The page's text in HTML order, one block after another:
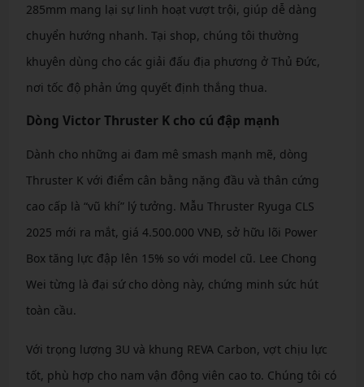
285mm mang lại sự linh hoạt vượt trội, giúp dễ dàng
chuyển hướng nhanh. Tại shop, chúng tôi thường
khuyên dùng cho các giải đấu địa phương ở Thủ Đức,
nơi tốc độ phản ứng quyết định thắng thua.
Dòng Victor Thruster K cho cú đập mạnh
Dành cho những ai đam mê smash mạnh mẽ, dòng
Thruster K với điểm cân bằng nặng đầu và thân cứng
cao cấp là “vũ khí” lý tưởng. Mẫu Thruster Ryuga CLS
2025 mới ra mắt, giá 4.500.000 VNĐ, sở hữu lõi Power
Box tăng lực đập lên 15% so với model cũ. Lee Chong
Wei từng là đại sứ cho dòng này, chứng minh sức hút
toàn cầu.
Với trọng lượng 3U và khung REVA Carbon, vợt chịu lực
tốt, phù hợp cho nam vận động viên cao to. Chúng tôi có